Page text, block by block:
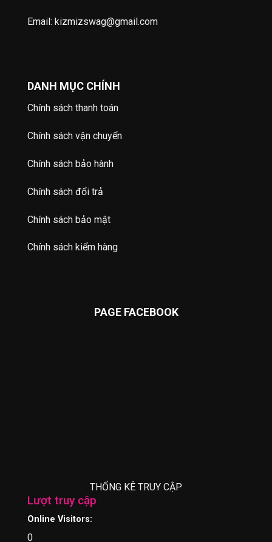
Email: kizmizswag@gmail.com
DANH MỤC CHÍNH
Chính sách thanh toán
Chính sách vận chuyển
Chính sách bảo hành
Chính sách đổi trả
Chính sách bảo mật
Chính sách kiểm hàng
PAGE FACEBOOK
THỐNG KÊ TRUY CẬP
Lượt truy cập
Online Visitors:
0